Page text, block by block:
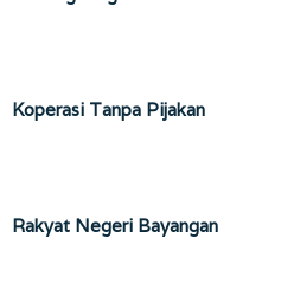
Koperasi Tanpa Pijakan
Rakyat Negeri Bayangan